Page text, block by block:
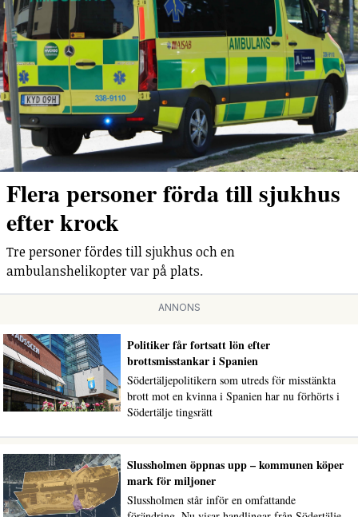
Flera personer förda till sjukhus
efter krock
Tre personer fördes till sjukhus och en
ambulanshelikopter var på plats.
ANNONS
Politiker får fortsatt lön efter
brottsmisstankar i Spanien
Södertäljepolitikern som utreds för misstänkta
brott mot en kvinna i Spanien har nu förhörts i
Södertälje tingsrätt
Slussholmen öppnas upp – kommunen köper
mark för miljoner
Slussholmen står inför en omfattande